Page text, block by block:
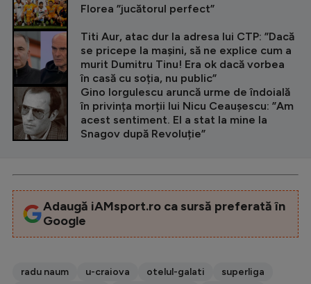
Florea ”jucătorul perfect”
Titi Aur, atac dur la adresa lui CTP: ”Dacă
se pricepe la mașini, să ne explice cum a
murit Dumitru Tinu! Era ok dacă vorbea
în casă cu soția, nu public”
Gino Iorgulescu aruncă urme de îndoială
în privința morții lui Nicu Ceaușescu: ”Am
acest sentiment. El a stat la mine la
Snagov după Revoluție”
Adaugă iAMsport.ro ca sursă preferată în
Google
radu naum u-craiova otelul-galati
superliga